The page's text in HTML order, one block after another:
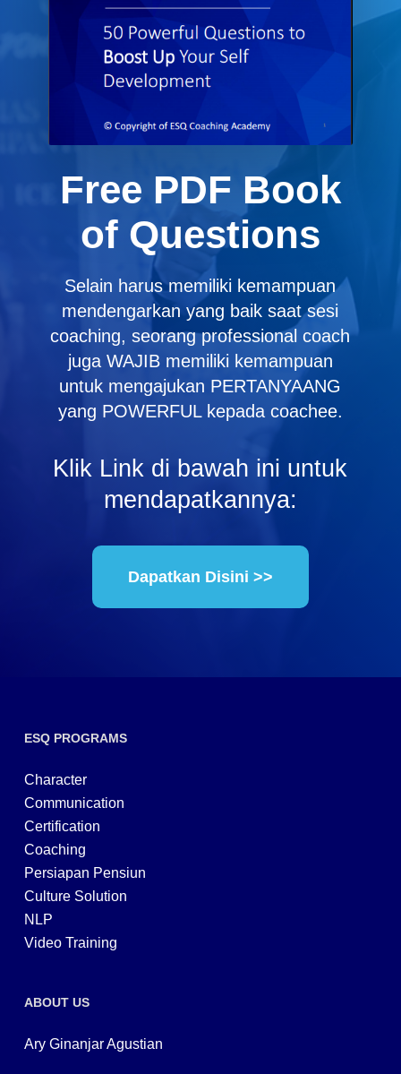
Free PDF Book
of Questions
Selain harus memiliki kemampuan
mendengarkan yang baik saat sesi
coaching, seorang professional coach
juga WAJIB memiliki kemampuan
untuk mengajukan PERTANYAANG
yang POWERFUL kepada coachee.
Klik Link di bawah ini untuk
mendapatkannya:
Dapatkan Disini >>
ESQ PROGRAMS
Character
Communication
Certification
Coaching
Persiapan Pensiun
Culture Solution
NLP
Video Training
ABOUT US
Ary Ginanjar Agustian